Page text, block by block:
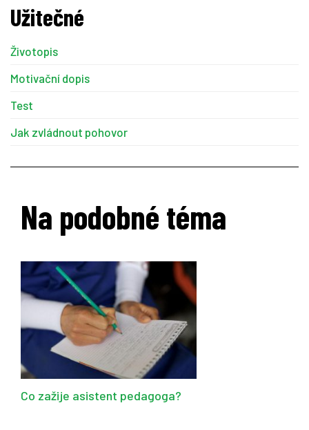
Užitečné
Životopis
Motivační dopis
Test
Jak zvládnout pohovor
Na podobné téma
Co zažije asistent pedagoga?